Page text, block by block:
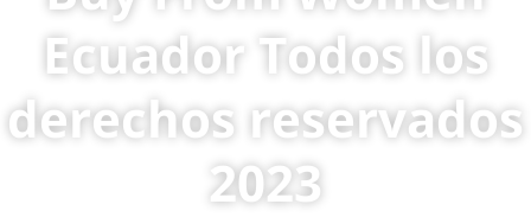
Ecuador Todos los
derechos reservados
2023